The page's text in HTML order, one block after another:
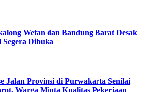
Wetan dan Bandung Barat Desak
Segera Dibuka
Jalan Provinsi di Purwakarta Senilai
Warga Minta Kualitas Pekerjaan